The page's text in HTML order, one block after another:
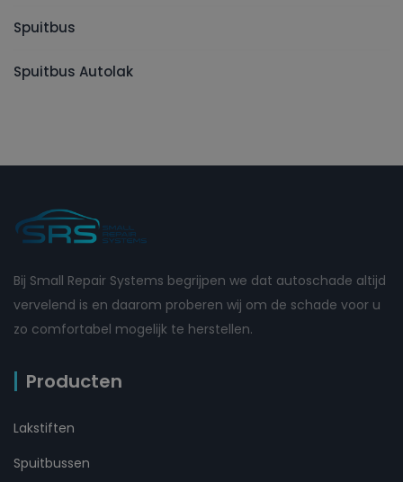
Spuitbus
Spuitbus Autolak
Bij Small Repair Systems begrijpen we dat autoschade altijd
vervelend is en daarom proberen wij om de schade voor u
zo comfortabel mogelijk te herstellen.
Producten
Lakstiften
Spuitbussen